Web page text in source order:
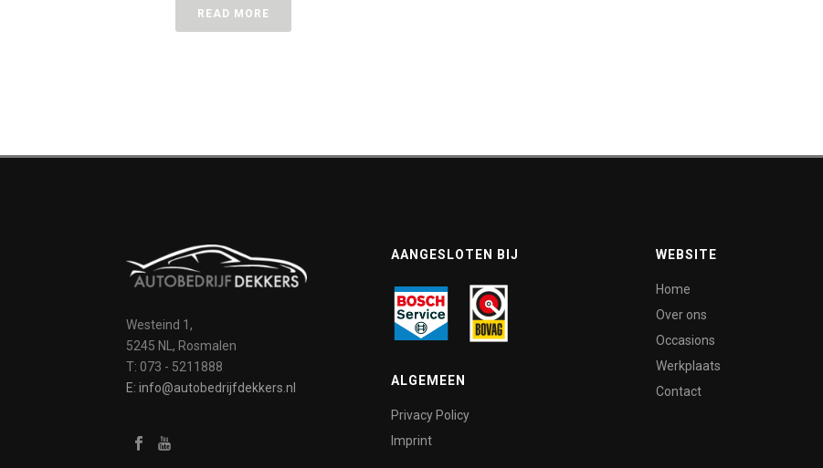
READ MORE
Westeind 1,
5245 NL, Rosmalen
T: 073 - 5211888
E: info@autobedrijfdekkers.nl
AANGESLOTEN BIJ
ALGEMEEN
Privacy Policy
Imprint
WEBSITE
Home
Over ons
Occasions
Werkplaats
Contact